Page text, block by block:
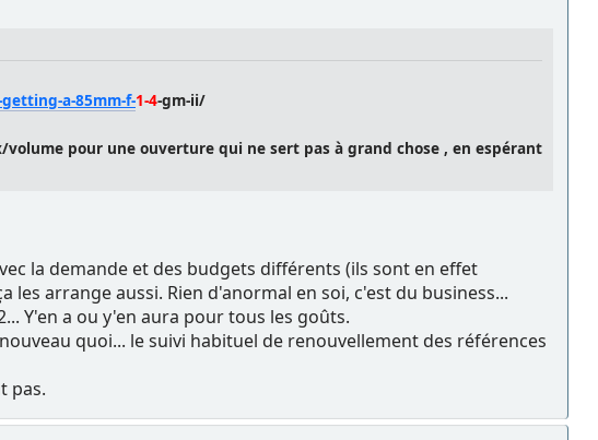
a-85mm-f-1-4-gm-ii/
pour une ouverture qui ne sert pas à grand chose , en espérant
la demande et des budgets différents (ils sont en effet
arrange aussi. Rien d'anormal en soi, c'est du business...
Y'en a ou y'en aura pour tous les goûts.
quoi... le suivi habituel de renouvellement des références
pas.